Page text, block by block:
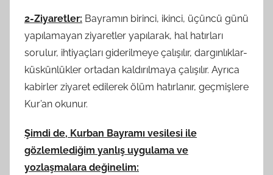
2-Ziyaretler: Bayramın birinci, ikinci, üçüncü günü
yapılamayan ziyaretler yapılarak, hal hatırları
sorulur, ihtiyaçları giderilmeye çalışılır, dargınlıklar-
küskünlükler ortadan kaldırılmaya çalışılır. Ayrıca
kabirler ziyaret edilerek ölüm hatırlanır, geçmişlere
Kur’an okunur.
Şimdi de, Kurban Bayramı vesilesi ile
gözlemlediğim yanlış uygulama ve
yozlaşmalara değinelim: